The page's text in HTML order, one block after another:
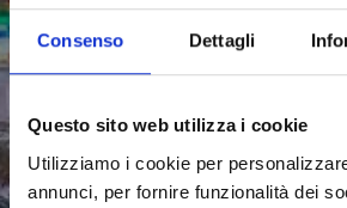
Consenso Dettagli
Questo sito web utilizza i cookie
Utilizziamo i cookie per
annunci, per fornire funzionalità dei